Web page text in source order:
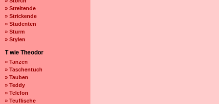
» Streitende
» Strickende
» Studenten
» Sturm
» Stylen
T wie Theodor
» Tanzen
» Taschentuch
» Tauben
» Teddy
» Telefon
» Teuflische